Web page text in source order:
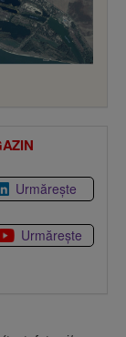
Urmărește
Urmărește